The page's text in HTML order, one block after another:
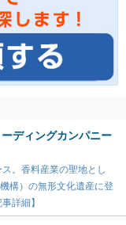
ディングカンパニー
。香料産業の聖地とし
構）の無形文化遺産に登
詳細】